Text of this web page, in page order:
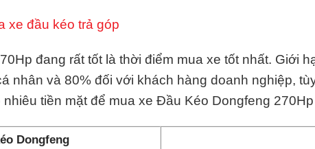
xe đầu kéo trả góp
đang rất tốt là thời điểm mua xe tốt nhất. Giới
nhân và 80% đối với khách hàng doanh nghiệp,
tiền mặt để mua xe Đầu Kéo Dongfeng
Dongfeng